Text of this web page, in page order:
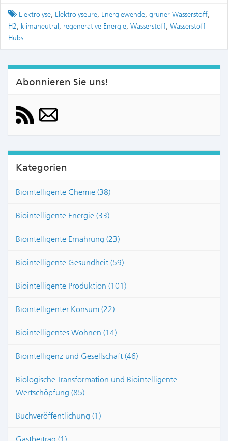
Tagged
Elektrolyse, Elektrolyseure, Energiewende, grüner Wasserstoff,
H2, klimaneutral , regenerative Energie, Wasserstoff, Wasserstoff-
Hubs
Abonnieren Sie uns!
Kategorien
Biointelligente Chemie (38)
Biointelligente Energie (33)
Biointelligente Ernährung (23)
Biointelligente Gesundheit (59)
Biointelligente Produktion (101)
Biointelligenter Konsum (22)
Biointelligentes Wohnen (14)
Biointelligenz und Gesellschaft (46)
Biologische Transformation und Biointelligente
Wertschöpfung (85)
Buchveröffentlichung (1)